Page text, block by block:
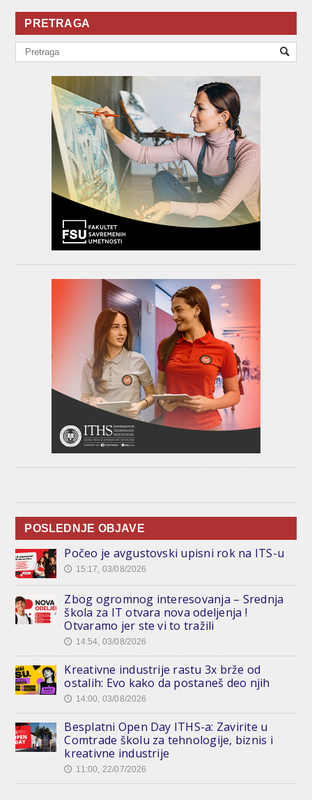
PRETRAGA
POSLEDNJE OBJAVE
Počeo je avgustovski upisni rok na ITS-u
🕔 15:17, 03/08/2026
Zbog ogromnog interesovanja – Srednja
škola za IT otvara nova odeljenja !
Otvaramo jer ste vi to tražili
🕔 14:54, 03/08/2026
Kreativne industrije rastu 3x brže od
ostalih: Evo kako da postaneš deo njih
🕔 14:00, 03/08/2026
Besplatni Open Day ITHS-a: Zavirite u
Comtrade školu za tehnologije, biznis i
kreativne industrije
🕔 11:00, 22/07/2026